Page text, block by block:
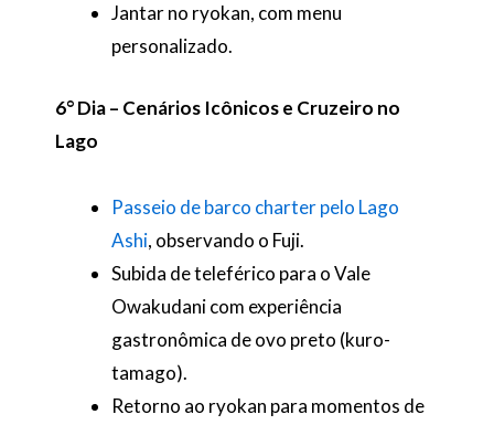
Jantar no ryokan, com menu
personalizado.
6° Dia – Cenários Icônicos e Cruzeiro no
Lago
Passeio de barco charter pelo Lago
Ashi, observando o Fuji.
Subida de teleférico para o Vale
Owakudani com experiência
gastronômica de ovo preto (kuro-
tamago).
Retorno ao ryokan para momentos de